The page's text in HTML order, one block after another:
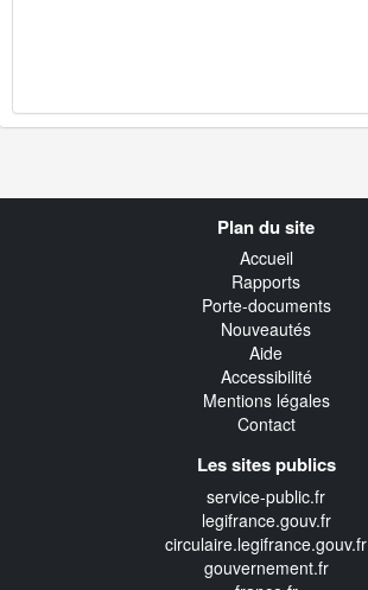
Plan du site
Accueil
Rapports
Porte-documents
Nouveautés
Aide
Accessibilité
Mentions légales
Contact
Les sites publics
service-public.fr
legifrance.gouv.fr
circulaire.legifrance.gouv.fr
gouvernement.fr